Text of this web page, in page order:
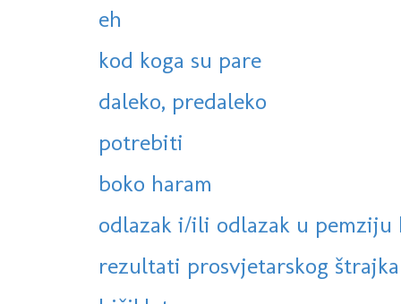
eh
kod koga su pare
daleko, predaleko
potrebiti
boko haram
odlazak i/ili odlazak u pemziju
rezultati prosvjetarskog štrajka